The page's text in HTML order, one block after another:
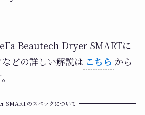
Beautech Dryer SMARTに
どの詳しい解説は こちら から
SMARTのスペックについて